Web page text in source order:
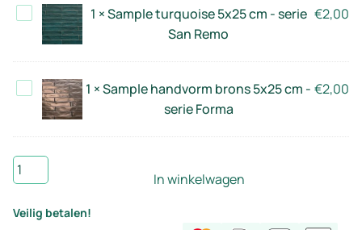
Remo
-
serie
San
Remo
Sample
turquoise
-
serie
San
Remo
1 ×Sample turquoise 5x25 cm - serie
San Remo
€2,00
Sample
handvorm
-
serie
1 ×Sample handvorm brons 5x25 cm -
serie Forma
€2,00
Sample
handvorm
appelgroen
5x25
In winkelwagen
Veilig betalen!